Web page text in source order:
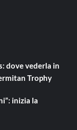
dove vederla in
Trophy
inizia la